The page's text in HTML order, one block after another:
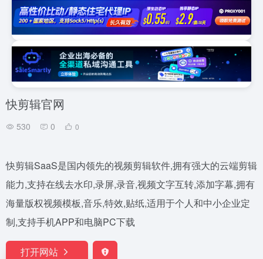
快剪辑官网
530 0 0
快剪辑SaaS是国内领先的视频剪辑软件,拥有强大的云端剪辑
能力,支持在线去水印,录屏,录音,视频文字互转,添加字幕,拥有
海量版权视频模板,音乐,特效,贴纸,适用于个人和中小企业定
制,支持手机APP和电脑PC下载
打开网站